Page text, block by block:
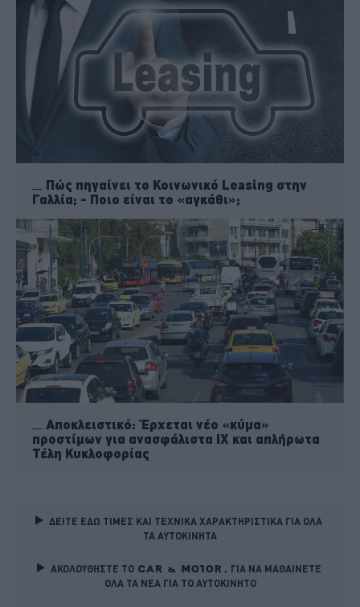
Πώς πηγαίνει το Κοινωνικό Leasing στην
Γαλλία; - Ποιο είναι το «αγκάθι»;
Αποκλειστικό: Έρχεται νέο «κύμα»
προστίμων για ανασφάλιστα ΙΧ και απλήρωτα
Τέλη Κυκλοφορίας
ΔΕΙΤΕ ΕΔΩ ΤΙΜΕΣ ΚΑΙ ΤΕΧΝΙΚΑ ΧΑΡΑΚΤΗΡΙΣΤΙΚΑ ΓΙΑ ΟΛΑ
ΤΑ ΑΥΤΟΚΙΝΗΤΑ
ΑΚΟΛΟΥΘΗΣΤΕ ΤΟ
ΓΙΑ ΝΑ ΜΑΘΑΙΝΕΤΕ
ΟΛΑ ΤΑ ΝΕΑ ΓΙΑ ΤΟ ΑΥΤΟΚΙΝΗΤΟ